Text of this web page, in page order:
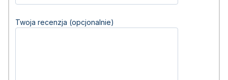
Twoja recenzja (opcjonalnie)